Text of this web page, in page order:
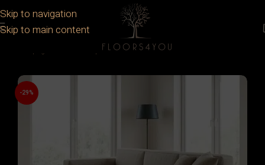
Skip to navigation
Skip to main content
Produse Disponibile
-29%